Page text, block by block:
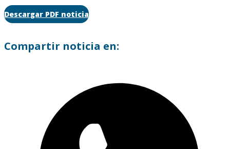
Descargar PDF noticia
Compartir noticia en: